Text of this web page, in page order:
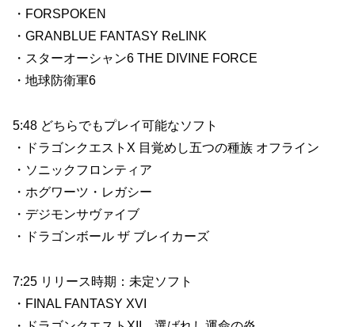
・FORSPOKEN
・GRANBLUE FANTASY ReLINK
・スターオーシャン6 THE DIVINE FORCE
・地球防衛軍6
5:48 どちらでもプレイ可能なソフト
・ドラゴンクエストX 目覚めし五つの種族 オフライン
・ソニックフロンティア
・ホグワーツ・レガシー
・デジモンサヴァイブ
・ドラゴンボール ザ ブレイカーズ
7:25 リリース時期：未定ソフト
・FINAL FANTASY XVI